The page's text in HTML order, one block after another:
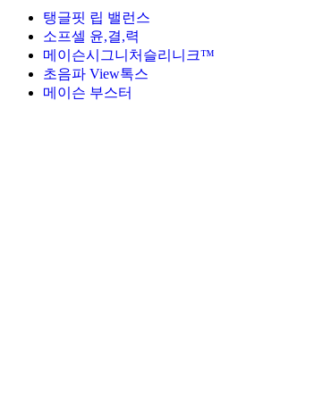
탱글핏 립 밸런스
소프셀 윤,결,력
메이슨시그니처슬리니크™
초음파 View톡스
메이슨 부스터